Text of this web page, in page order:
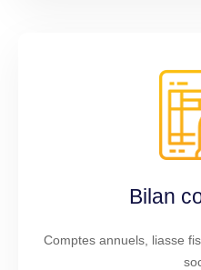
Bilan
Comptes annuels, liasse